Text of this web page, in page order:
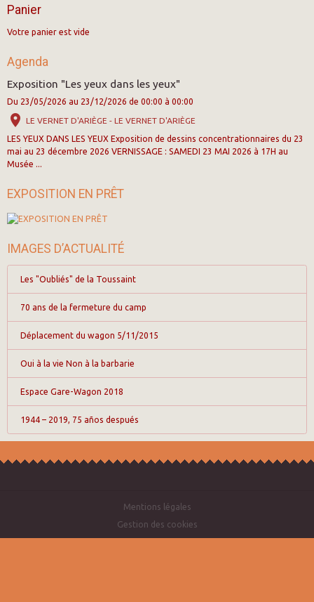
Panier
Votre panier est vide
Agenda
Exposition "Les yeux dans les yeux"
Du 23/05/2026 au 23/12/2026 de 00:00 à 00:00
LE VERNET D'ARIÈGE - LE VERNET D'ARIÈGE
LES YEUX DANS LES YEUX Exposition de dessins concentrationnaires du 23
mai au 23 décembre 2026 VERNISSAGE : SAMEDI 23 MAI 2026 à 17H au
Musée ...
EXPOSITION EN PRÊT
IMAGES D’ACTUALITÉ
Les "Oubliés" de la Toussaint
70 ans de la fermeture du camp
Déplacement du wagon 5/11/2015
Oui à la vie Non à la barbarie
Espace Gare-Wagon 2018
1944 – 2019, 75 años después
Mentions légales
Gestion des cookies